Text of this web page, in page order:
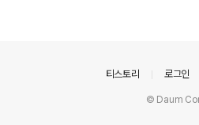
티스토리 로그인
© Daum